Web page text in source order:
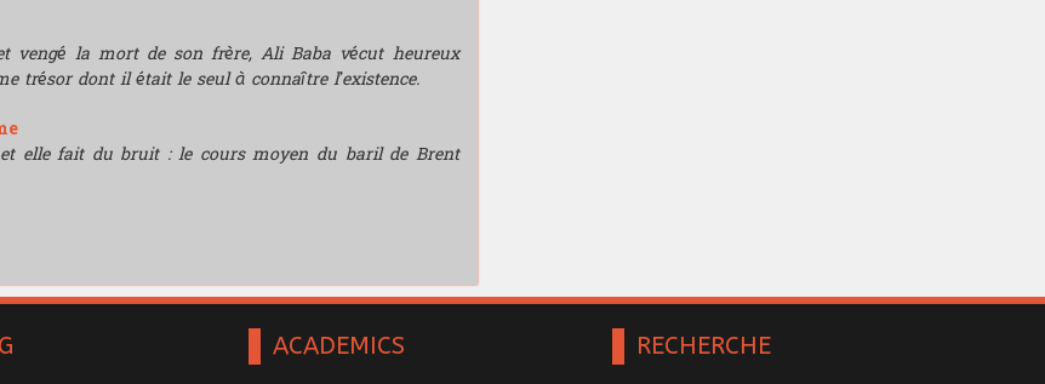
vengé la mort de son frère, Ali Baba vécut heureux
trésor dont il était le seul à connaître l’existence.
elle fait du bruit : le cours moyen du baril de Brent
ACADEMICS RECHERCHE